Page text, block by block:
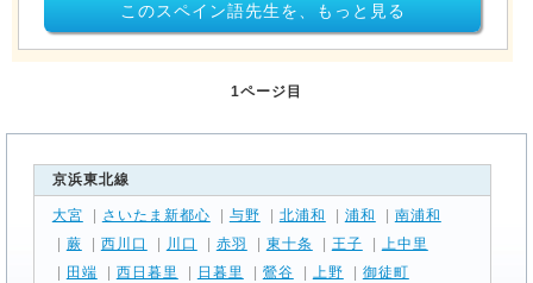
このスペイン語先生を、もっと見る
1ページ目
京浜東北線
大宮 さいたま新都心 与野 北浦和 浦和
南浦和
蕨 西川口 川口 赤羽 東十条 王子
上中里
田端 西日暮里 日暮里 鶯谷 上野
御徒町